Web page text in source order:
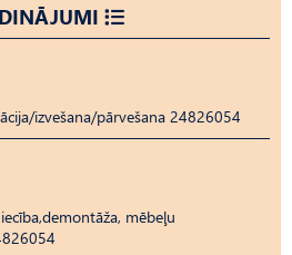
izvešana/pārvešana 24826054
mēbeļu